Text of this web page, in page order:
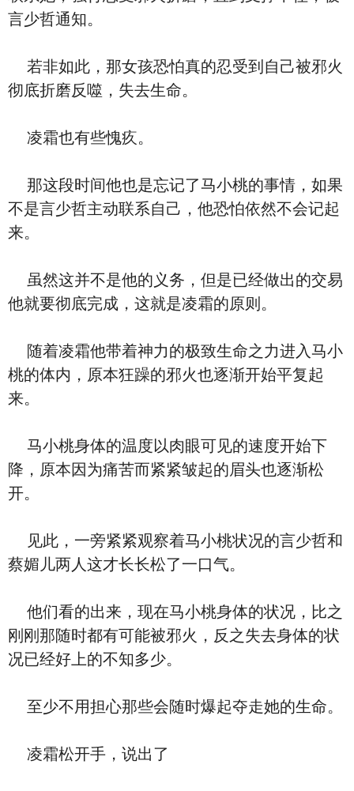
言少哲通知。
若非如此，那女孩恐怕真的忍受到自己被邪火
彻底折磨反噬，失去生命。
凌霜也有些愧疚。
那这段时间他也是忘记了马小桃的事情，如果
不是言少哲主动联系自己，他恐怕依然不会记起
来。
虽然这并不是他的义务，但是已经做出的交易
他就要彻底完成，这就是凌霜的原则。
随着凌霜他带着神力的极致生命之力进入马小
桃的体内，原本狂躁的邪火也逐渐开始平复起
来。
马小桃身体的温度以肉眼可见的速度开始下
降，原本因为痛苦而紧紧皱起的眉头也逐渐松
开。
见此，一旁紧紧观察着马小桃状况的言少哲和
蔡媚儿两人这才长长松了一口气。
他们看的出来，现在马小桃身体的状况，比之
刚刚那随时都有可能被邪火，反之失去身体的状
况已经好上的不知多少。
至少不用担心那些会随时爆起夺走她的生命。
凌霜松开手，说出了